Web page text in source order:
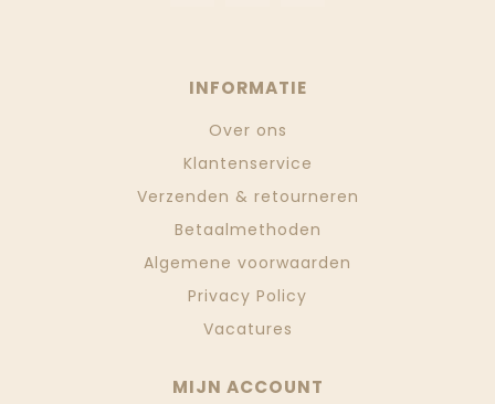
INFORMATIE
Over ons
Klantenservice
Verzenden & retourneren
Betaalmethoden
Algemene voorwaarden
Privacy Policy
Vacatures
MIJN ACCOUNT